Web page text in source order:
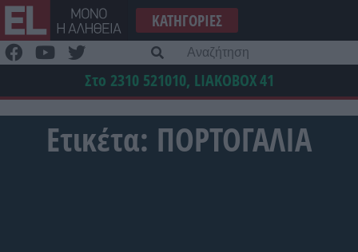
Μετάβαση
στο
περιεχόμενο
ΚΑΤΗΓΟΡΊΕΣ
Στο 2310 521010, LIAKOBOX41
Ετικέτα: ΠΟΡΤΟΓΑΛΙΑ